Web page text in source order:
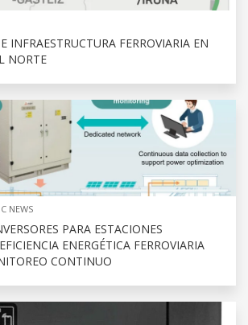
INFRAESTRUCTURA FERROVIARIA EN
NORTE
NEWS
PARA ESTACIONES
ENERGÉTICA FERROVIARIA
CONTINUO